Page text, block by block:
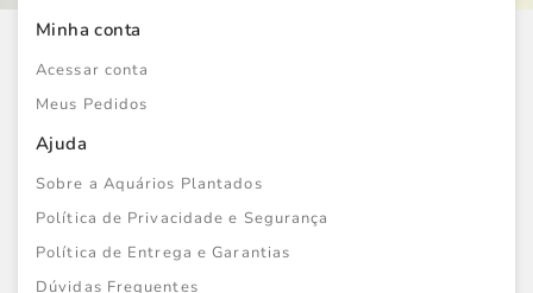
Minha conta
Acessar conta
Meus Pedidos
Ajuda
Sobre a Aquários Plantados
Política de Privacidade e Segurança
Política de Entrega e Garantias
Dúvidas Frequentes